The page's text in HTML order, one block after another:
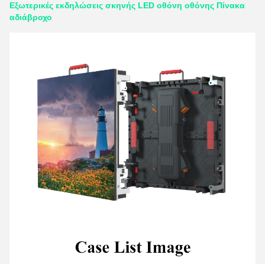
Εξωτερικές εκδηλώσεις σκηνής LED οθόνη οθόνης Πίνακα
αδιάβροχο